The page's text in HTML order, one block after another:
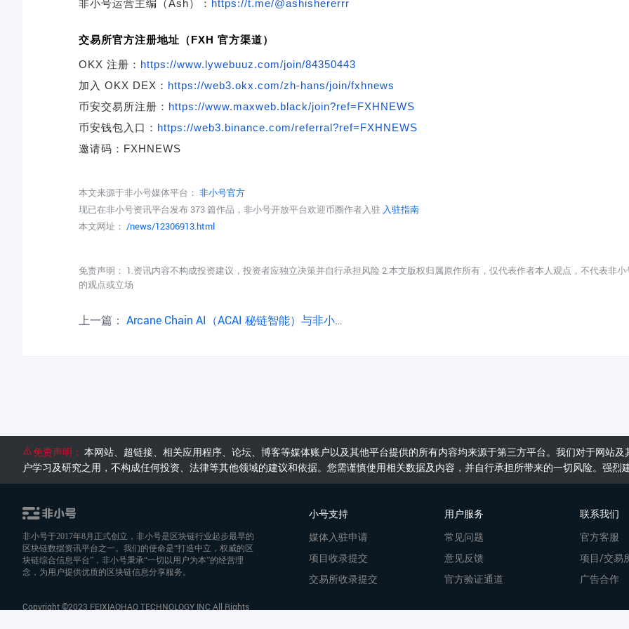
非小号运营主编（Ash）： https://t.me/@ashishererrr
交易所官方注册地址（FXH 官方渠道）
OKX 注册 ： https://www.lywebuuz.com/join/84350443
加入 OKX DEX ： https://web3.okx.com/zh-hans/join/fxhnews
币安交易所注册 ： https://www.maxweb.black/join?ref=FXHNEWS
币安钱包入口 ： https://web3.binance.com/referral?ref=FXHNEWS
邀请码 ：FXHNEWS
本文来源于非小号媒体平台： 非小号官方
现已在非小号资讯平台发布 373 篇作品，非小号开放平台欢迎币圈作者入驻 入驻指南
本文网址： /news/12306913.html
免责声明： 1.资讯内容不构成投资建议，投资者应独立决策并自行承担风险 2.本文版权归属原作所有，仅代表作者本人观点，不代表非小
的观点或立场
上一篇： Arcane Chain AI（ACAI 秘链智能）与非小号达成战略生态合作公告
免责声明： 本网站、超链接、相关应用程序、论坛、博客等媒体账户以及其他平台提供的所有内容均来源于第三方平台。我们对于网站
户学习及研究之用，不构成任何投资、法律等其他领域的建议和依据。您需谨慎使用相关数据及内容，并自行承担所带来的一切风险。强
非小号于2017年8月正式创立，非小号是区块链行业起步最早的
区块链数据资讯平台之一。我们的使命是“打造中立，权威的区
块链综合信息平台”，非小号秉承“一切以用户为本”的经营理
念，为用户提供优质的区块链信息分享服务。
Copyright ©2023 FEIXIAOHAO TECHNOLOGY INC All Rights
小号支持
媒体入驻申请
项目收录提交
交易所收录提交
用户服务
常见问题
意见反馈
官方验证通道
联系我们
官方客服
项目/交易
广告合作